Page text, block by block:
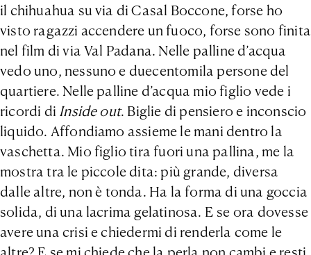
il chihuahua su via di Casal Boccone, forse ho
visto ragazzi accendere un fuoco, forse sono finita
nel film di via Val Padana. Nelle palline d’acqua
vedo uno, nessuno e duecentomila persone del
quartiere. Nelle palline d’acqua mio figlio vede i
ricordi di Inside out. Biglie di pensiero e inconscio
liquido. Affondiamo assieme le mani dentro la
vaschetta. Mio figlio tira fuori una pallina, me la
mostra tra le piccole dita: più grande, diversa
dalle altre, non è tonda. Ha la forma di una goccia
solida, di una lacrima gelatinosa. E se ora dovesse
avere una crisi e chiedermi di renderla come le